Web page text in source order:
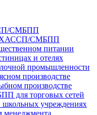
СМБПП
ХАССП/СМБПП
питании
и отелях
промышленности
производстве
производстве
для торговых сетей
учреждениях
менеджмента